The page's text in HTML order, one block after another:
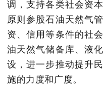
调，支持各类社会资
原则参股石油天然气
资、信用等条件的社
油天然气储备库、液
设，进一步推动提升
施的力度和广度。